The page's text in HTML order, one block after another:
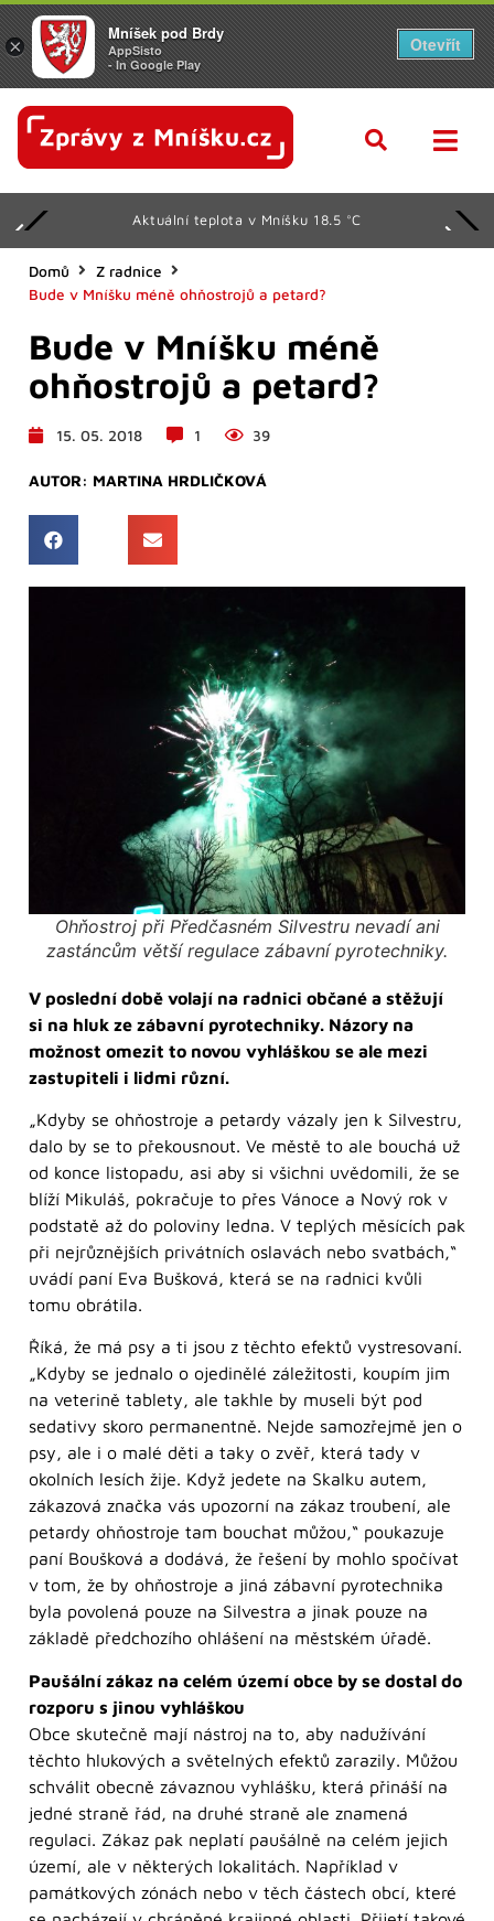
Aktuální teplota v Mníšku 18.5 °C
Domů
Z radnice
Bude v Mníšku méně ohňostrojů a petard?
Bude v Mníšku méně
ohňostrojů a petard?
15. 05. 2018 1 39
AUTOR: MARTINA HRDLIČKOVÁ
Ohňostroj při Předčasném Silvestru nevadí ani
zastáncům větší regulace zábavní pyrotechniky.
V poslední době volají na radnici občané a stěžují
si na hluk ze zábavní pyrotechniky. Názory na
možnost omezit to novou vyhláškou se ale mezi
zastupiteli i lidmi různí.
„Kdyby se ohňostroje a petardy vázaly jen k Silvestru,
dalo by se to překousnout. Ve městě to ale bouchá už
od konce listopadu, asi aby si všichni uvědomili, že se
blíží Mikuláš, pokračuje to přes Vánoce a Nový rok v
podstatě až do poloviny ledna. V teplých měsících pak
při nejrůznějších privátních oslavách nebo svatbách,“
uvádí paní Eva Bušková, která se na radnici kvůli
tomu obrátila.
Říká, že má psy a ti jsou z těchto efektů vystresovaní.
„Kdyby se jednalo o ojedinělé záležitosti, koupím jim
na veterině tablety, ale takhle by museli být pod
sedativy skoro permanentně. Nejde samozřejmě jen o
psy, ale i o malé děti a taky o zvěř, která tady v
okolních lesích žije. Když jedete na Skalku autem,
zákazová značka vás upozorní na zákaz troubení, ale
petardy ohňostroje tam bouchat můžou,“ poukazuje
paní Boušková a dodává, že řešení by mohlo spočívat
v tom, že by ohňostroje a jiná zábavní pyrotechnika
byla povolená pouze na Silvestra a jinak pouze na
základě předchozího ohlášení na městském úřadě.
Paušální zákaz na celém území obce by se dostal do
rozporu s jinou vyhláškou
Obce skutečně mají nástroj na to, aby nadužívání
těchto hlukových a světelných efektů zarazily. Můžou
schválit obecně závaznou vyhlášku, která přináší na
jedné straně řád, na druhé straně ale znamená
regulaci. Zákaz pak neplatí paušálně na celém jejich
území, ale v některých lokalitách. Například v
památkových zónách nebo v těch částech obcí, které
×
Mníšek pod Brdy
AppSisto
- In Google Play
Otevřít